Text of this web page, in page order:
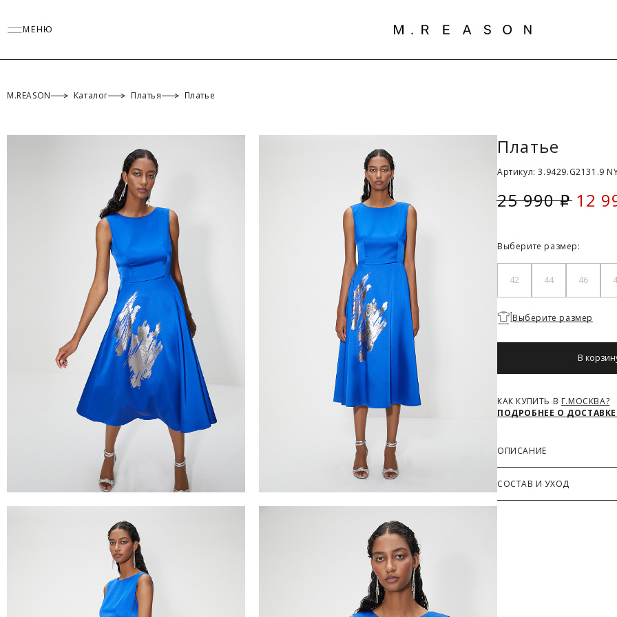
МЕНЮ
M.REASON Каталог Платья Платье
Платье
Артикул: 3.9429.G2131.9
25 990i 12
Выберите размер:
42 44 46
Необходимо
выбрать
Выберите размер
В
КАК КУПИТЬ В Г.МОСКВА?
ПОДРОБНЕЕ О
ОПИСАНИЕ
образным вырезом
СОСТАВ И УХОД